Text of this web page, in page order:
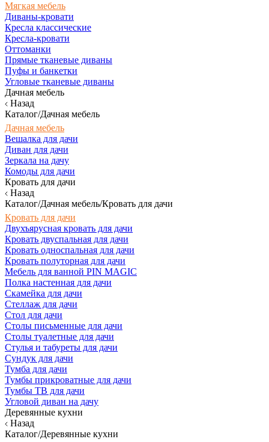
Мягкая мебель
Диваны-кровати
Кресла классические
Кресла-кровати
Оттоманки
Прямые тканевые диваны
Пуфы и банкетки
Угловые тканевые диваны
Дачная мебель
Назад
Каталог/Дачная мебель
Дачная мебель
Вешалка для дачи
Диван для дачи
Зеркала на дачу
Комоды для дачи
Кровать для дачи
Назад
Каталог/Дачная мебель/Кровать для дачи
Кровать для дачи
Двухъярусная кровать для дачи
Кровать двуспальная для дачи
Кровать односпальная для дачи
Кровать полуторная для дачи
Мебель для ванной PIN MAGIC
Полка настенная для дачи
Скамейка для дачи
Стеллаж для дачи
Стол для дачи
Столы письменные для дачи
Столы туалетные для дачи
Стулья и табуреты для дачи
Сундук для дачи
Тумба для дачи
Тумбы прикроватные для дачи
Тумбы ТВ для дачи
Угловой диван на дачу
Деревянные кухни
Назад
Каталог/Деревянные кухни